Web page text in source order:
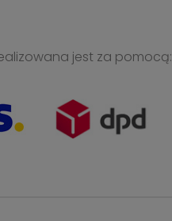
jest za pomocą: